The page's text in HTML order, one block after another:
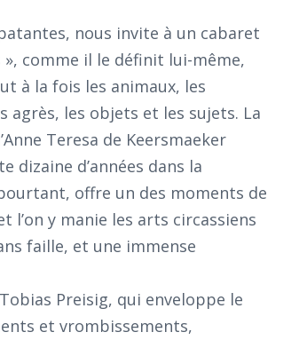
nous invite à un cabaret
comme il le définit lui-même,
à la fois les animaux, les
agrès, les objets et les sujets. La
Teresa de Keersmaeker
dizaine d’années dans la
offre un des moments de
l’on y manie les arts circassiens
faille, et une immense
Preisig, qui enveloppe le
et vrombissements,